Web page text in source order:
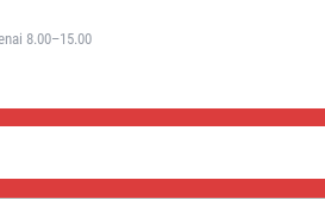
8.00–15.00